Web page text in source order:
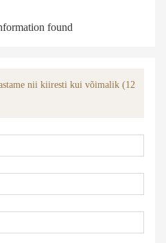
found
nii kiiresti kui võimalik (12